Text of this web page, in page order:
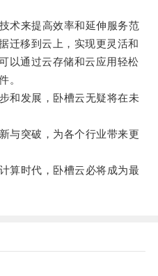
来提高效率和延伸服务范
迁移到云上，实现更灵活和
以通过云存储和云应用轻松
。
发展，卧槽云无疑将在未
突破，为各个行业带来更
时代，卧槽云必将成为最